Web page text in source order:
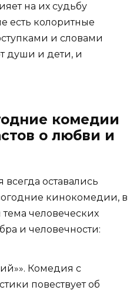
на их судьбу
есть колоритные
и словами
души и дети, и
комедии
о любви и
всегда оставались
кинокомедии, в
тема человеческих
и человечности:
Комедия с
повествует об